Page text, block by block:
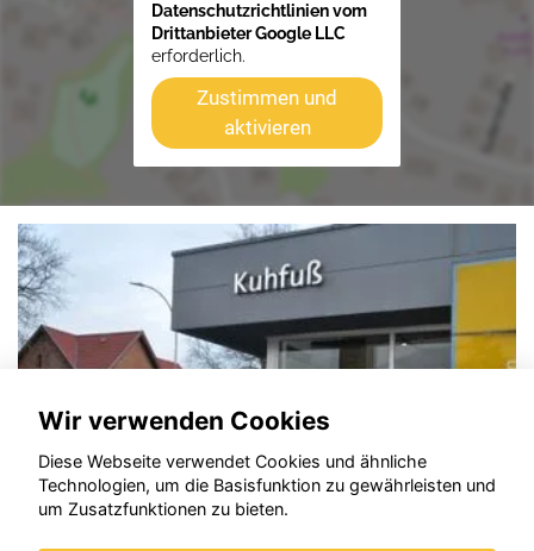
Datenschutzrichtlinien vom
Drittanbieter Google LLC
erforderlich.
Zustimmen und
aktivieren
Wir verwenden Cookies
Diese Webseite verwendet Cookies und ähnliche
Technologien, um die Basisfunktion zu gewährleisten und
um Zusatzfunktionen zu bieten.